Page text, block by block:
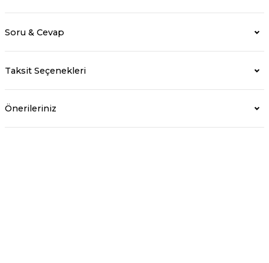
Soru & Cevap
Taksit Seçenekleri
Önerileriniz